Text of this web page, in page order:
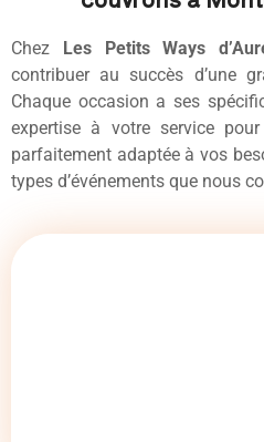
Chez Les Petits Ways
contribuer au succès d’une
Chaque occasion a ses
expertise à votre service
parfaitement adaptée à vos
types d’événements que nous